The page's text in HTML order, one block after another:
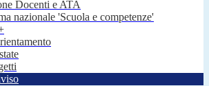
Docenti e ATA
nazionale 'Scuola e competenze'